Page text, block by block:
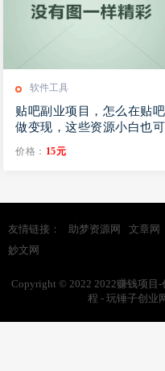
软件工具
贴吧副业项目，怎么在贴吧
做变现，这些资源小白也可
价格： 15元
友情链接： 助梦资源网 文章网
妙文网
Copyright © 2022 2022赚钱项目
程 - 玩锤子创业